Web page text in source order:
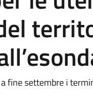
fine settembre i